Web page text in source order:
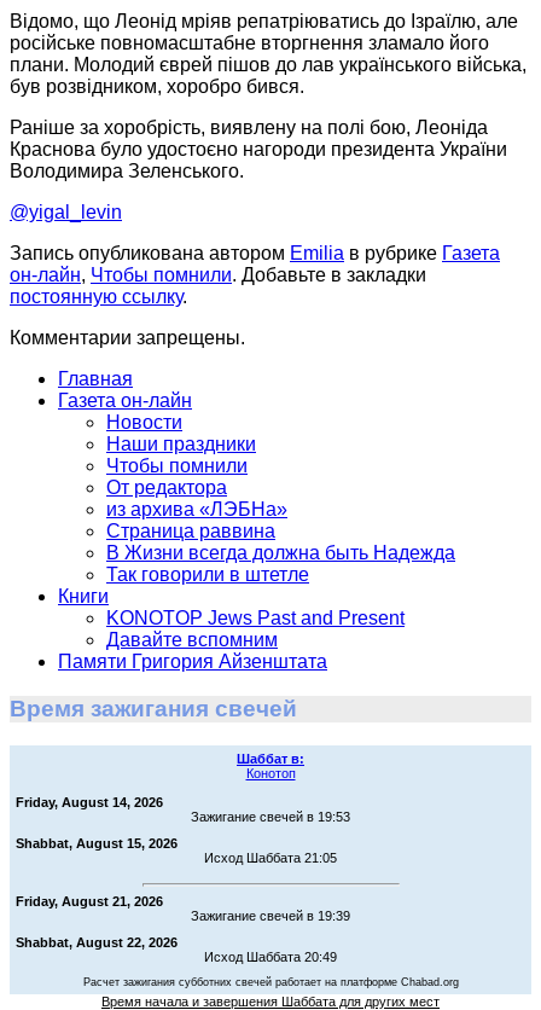
Відомо, що Леонід мріяв репатріюватись до Ізраїлю, але
російське повномасштабне вторгнення зламало його
плани. Молодий єврей пішов до лав українського війська,
був розвідником, хоробро бився.
Раніше за хоробрість, виявлену на полі бою, Леоніда
Краснова було удостоєно нагороди президента України
Володимира Зеленського.
@yigal_levin
Запись опубликована автором Emilia в рубрике Газета
он-лайн, Чтобы помнили. Добавьте в закладки
постоянную ссылку.
Комментарии запрещены.
Главная
Газета он-лайн
Новости
Наши праздники
Чтобы помнили
От редактора
из архива «ЛЭБНа»
Страница раввина
В Жизни всегда должна быть Надежда
Так говорили в штетле
Книги
KONOTOP Jews Past and Present
Давайте вспомним
Памяти Григория Айзенштата
Время зажигания свечей
Шаббат в:
Конотоп
Friday, August 14, 2026
Зажигание свечей в 19:53
Shabbat, August 15, 2026
Исход Шаббата 21:05
Friday, August 21, 2026
Зажигание свечей в 19:39
Shabbat, August 22, 2026
Исход Шаббата 20:49
Расчет зажигания субботних свечей работает на платформе Chabad.org
Время начала и завершения Шаббата для других мест